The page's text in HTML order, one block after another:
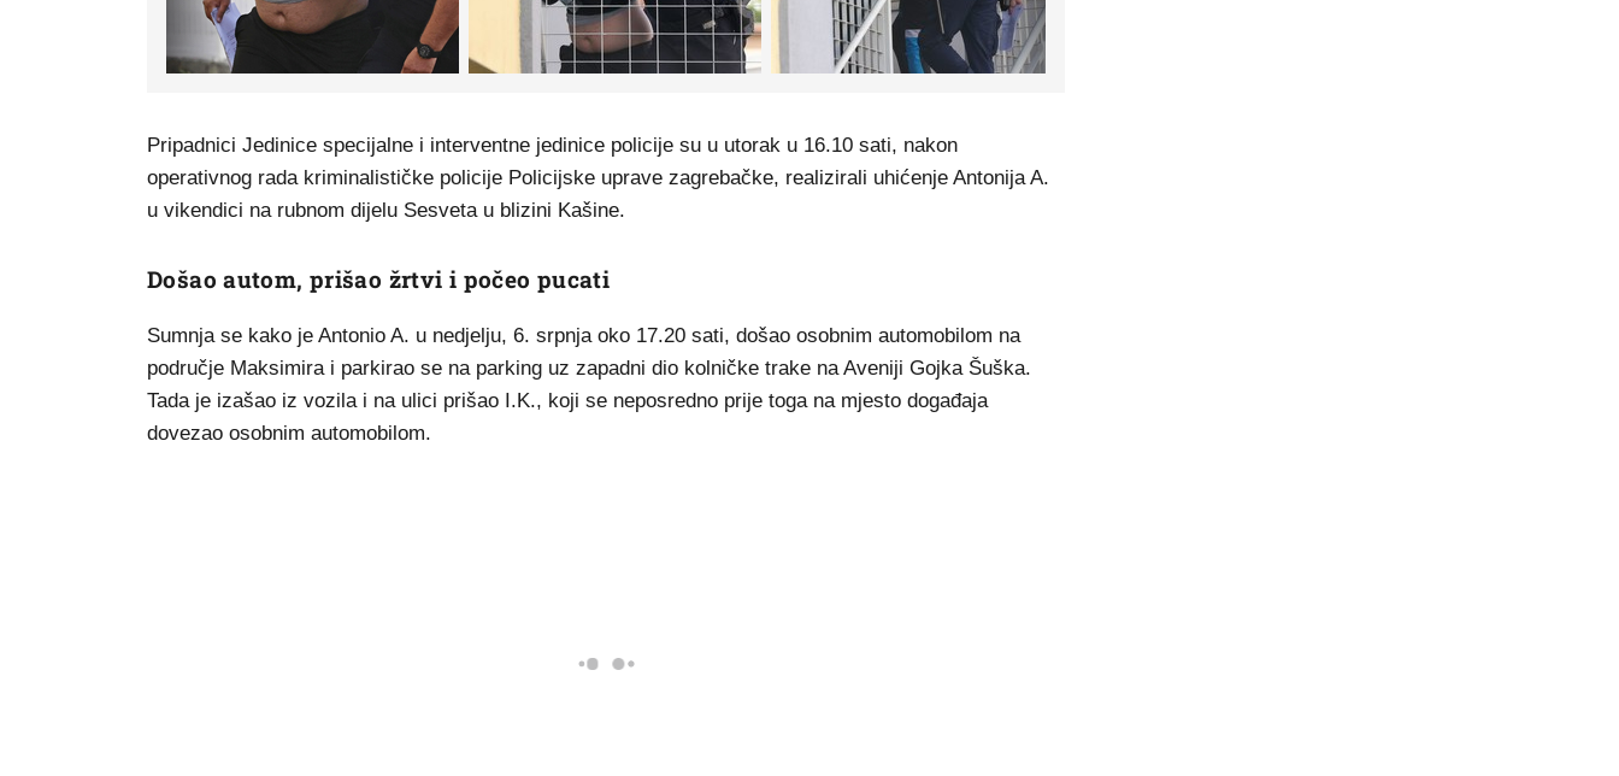
Pripadnici Jedinice specijalne i interventne jedinice policije su u utorak u 16.10 sati, nakon
operativnog rada kriminalističke policije Policijske uprave zagrebačke, realizirali uhićenje Antonija A.
u vikendici na rubnom dijelu Sesveta u blizini Kašine.
Došao autom, prišao žrtvi i počeo pucati
Sumnja se kako je Antonio A. u nedjelju, 6. srpnja oko 17.20 sati, došao osobnim automobilom na
područje Maksimira i parkirao se na parking uz zapadni dio kolničke trake na Aveniji Gojka Šuška.
Tada je izašao iz vozila i na ulici prišao I.K., koji se neposredno prije toga na mjesto događaja
dovezao osobnim automobilom.